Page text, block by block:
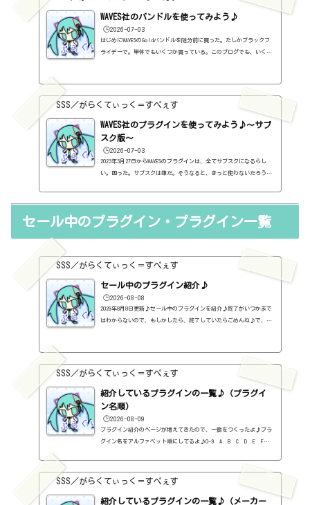
WAVES社のバンドルを使ってみよう♪
🕒️2026-07-03
はじめにWAVESのGoldバンドルを随分前に買った。たしかブラックフ
ライデーで。単体でもいくつか買っている。このブログでも、いくつ
買った。まったくわからないまま。で、結論から言えば、ずっと使っ
ているものもあれば、全然使っていないものもあるのだけど、たしか
に...
SSS／がらくてぃっく＝すぺぇす
WAVES社のプラグインを使ってみよう♪～サブ
スク版～
🕒️2026-07-03
2023年3月27日からWAVESのプラグインは、全てサブスクになるらし
い。困った。サブスクは嫌だ。そうなると、きっと使わないだろうと
（追記）2日後にまさかの一本化を止めるという通知。販売も行われ
セール中のプラグイン・プラグイン一覧
SSS／がらくてぃっく＝すぺぇす
セール中のプラグイン紹介♪
🕒️2026-08-08
2026年8月8日更新♪セール中のプラグインを紹介♪終了がいつかまで
はわからないので、もしかしたら、終了していたらごめんね♪で、相
CLASSIC（2B Played Music）定価：29.99ドル → 19.99ドル（本家さ
ま）2B REVERBED（2B Played Music）定価：29.99ドル → 19.99ド
ル（本家さ...
SSS／がらくてぃっく＝すぺぇす
紹介しているプラグインの一覧♪（プラグイ
ン名順）
🕒️2026-08-09
プラグイン紹介のページが増えてきたので、一覧をつくったよ♪プラ
グイン名をアルファベット順にしてるよ♪0-9 A B C D E F G
料）2B DELAYED CLASSIC（2B Played Music・ディレイ・有料）2B RE
VERBED（2B Played Music・リバーブ・有料）2B Shaped Filter（2
B Played Music・フィルタープラグイン・有料）3-Band EQ（Kilohe
SSS／がらくてぃっく＝すぺぇす
紹介しているプラグインの一覧♪（メーカー